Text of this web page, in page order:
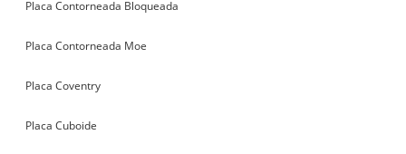
Placa Contorneada Bloqueada
Placa Contorneada Moe
Placa Coventry
Placa Cuboide